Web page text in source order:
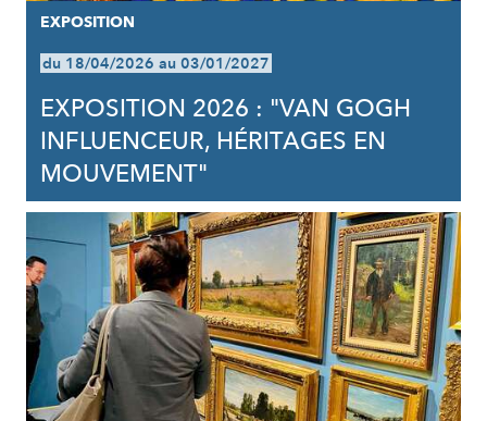
EXPOSITION
du 18/04/2026 au 03/01/2027
EXPOSITION 2026 : "VAN GOGH
INFLUENCEUR, HÉRITAGES EN
MOUVEMENT"